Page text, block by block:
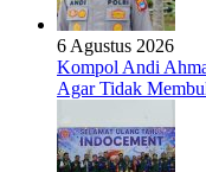
6 Agustus 2026
Kompol Andi
Agar Tidak